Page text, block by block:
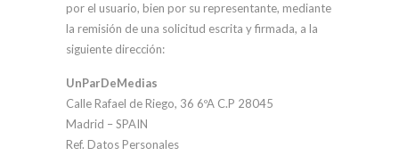
por el usuario, bien por su representante, mediante
la remisión de una solicitud escrita y firmada, a la
siguiente dirección:
UnParDeMedias
Calle Rafael de Riego, 36 6ºA C.P 28045
Madrid – SPAIN
Ref. Datos Personales